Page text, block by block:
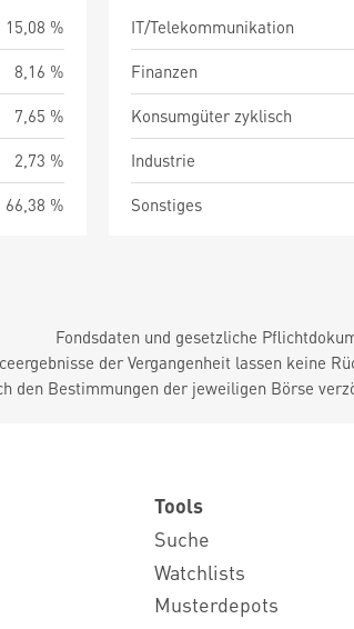
15,08 %
8,16 %
7,65 %
2,73 %
66,38 %
IT/Telekommunikation
Finanzen
Konsumgüter zyklisch
Industrie
Sonstiges
Fondsdaten und gesetzliche
der Vergangenheit lassen keine
den Bestimmungen der jeweiligen Börse
Tools
Suche
Watchlists
Musterdepots